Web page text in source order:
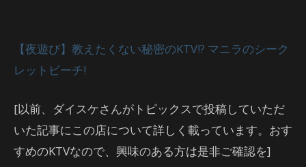
【夜遊び】教えたくない秘密のKTV!? マニラのシーク
レットビーチ!
[以前、ダイスケさんがトピックスで投稿していただ
いた記事にこの店について詳しく載っています。おす
すめのKTVなので、興味のある方は是非ご確認を]